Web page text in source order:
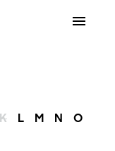
K L M N O